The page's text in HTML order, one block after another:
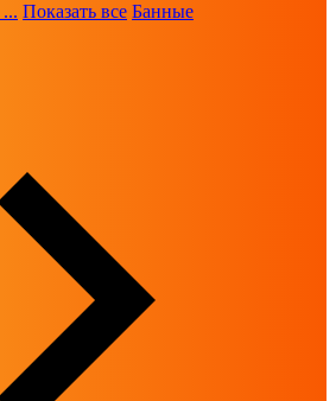
... Показать все Банные